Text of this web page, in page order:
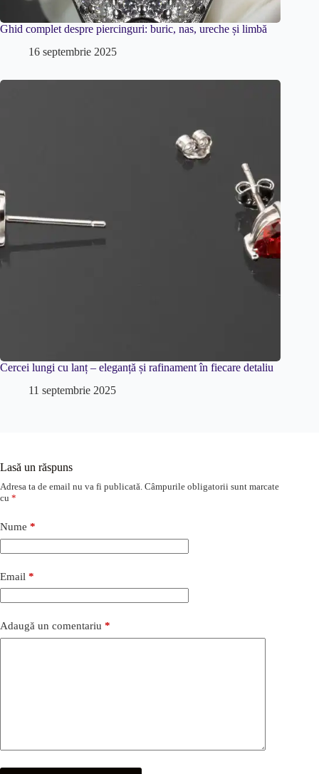
Ghid complet despre piercinguri: buric, nas, ureche și limbă
16 septembrie 2025
Cercei lungi cu lanț – eleganță și rafinament în fiecare detaliu
11 septembrie 2025
Lasă un răspuns
Adresa ta de email nu va fi publicată. Câmpurile obligatorii sunt marcate
cu *
Nume *
Email *
Adaugă un comentariu *